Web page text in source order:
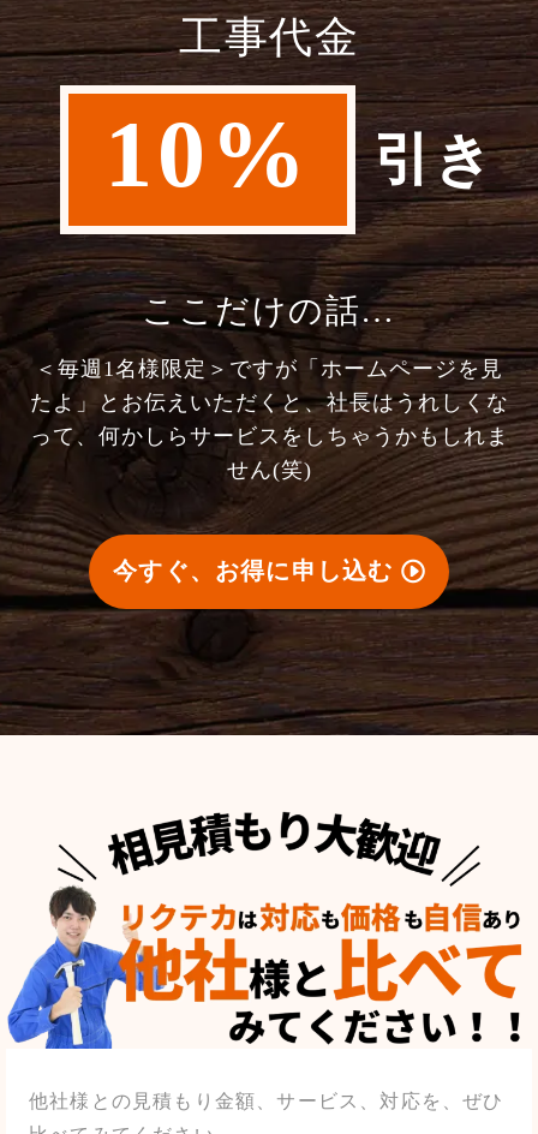
工事代金
10% 引き
ここだけの話…
＜毎週1名様限定＞ですが「ホームページを見
たよ」とお伝えいただくと、社長はうれしくな
って、何かしらサービスをしちゃうかもしれま
せん(笑)
今すぐ、お得に申し込む
他社様との見積もり金額、サービス、対応を、ぜひ